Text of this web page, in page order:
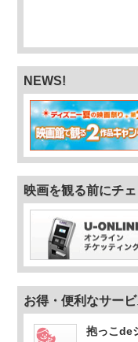
「スパイ
デザイン
【デビュ
ニオンズ
はじめて
マン パン
「午前十
より開催！
映画館貸
【クレジ
2.0」導入
NEWS!
映画を観る前にチェ
お得・便利なサー
抱っこde